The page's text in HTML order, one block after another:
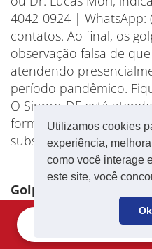
Utilizamos cookies
experiência,
como você interage
este site, você
4042-0924 | WhatsApp:
contatos. Ao final, os
observação falsa de
atendendo
período pandêmico.
O Sinpro-DF está
forma presencial, das 8h
subsedes.
Golpe 3
Criminosos ligam para
informando que foi